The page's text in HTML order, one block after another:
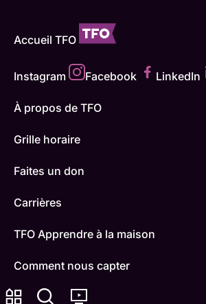
Accueil TFO
Instagram Facebook LinkedIn
À propos de TFO
Grille horaire
Faites un don
Carrières
TFO Apprendre à la maison
Comment nous capter
Contactez-nous